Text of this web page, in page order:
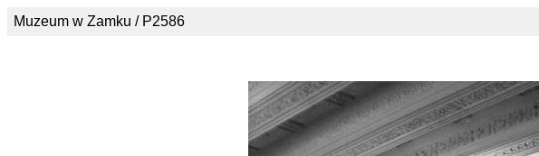
Muzeum w Zamku / P2586